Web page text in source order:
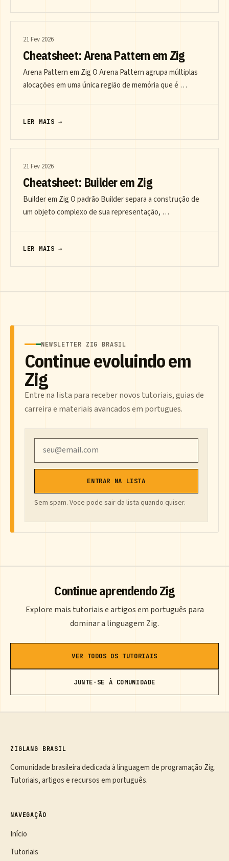
21 Fev 2026
Cheatsheet: Arena Pattern em Zig
Arena Pattern em Zig O Arena Pattern agrupa múltiplas
alocações em uma única região de memória que é …
LER MAIS →
21 Fev 2026
Cheatsheet: Builder em Zig
Builder em Zig O padrão Builder separa a construção de
um objeto complexo de sua representação, …
LER MAIS →
NEWSLETTER ZIG BRASIL
Continue evoluindo em
Zig
Entre na lista para receber novos tutoriais, guias de
carreira e materiais avancados em portugues.
ENTRAR NA LISTA
Sem spam. Voce pode sair da lista quando quiser.
Continue aprendendo Zig
Explore mais tutoriais e artigos em português para
dominar a linguagem Zig.
VER TODOS OS TUTORIAIS
JUNTE-SE À COMUNIDADE
ZIGLANG BRASIL
Comunidade brasileira dedicada à linguagem de programação Zig.
Tutoriais, artigos e recursos em português.
NAVEGAÇÃO
Início
Tutoriais